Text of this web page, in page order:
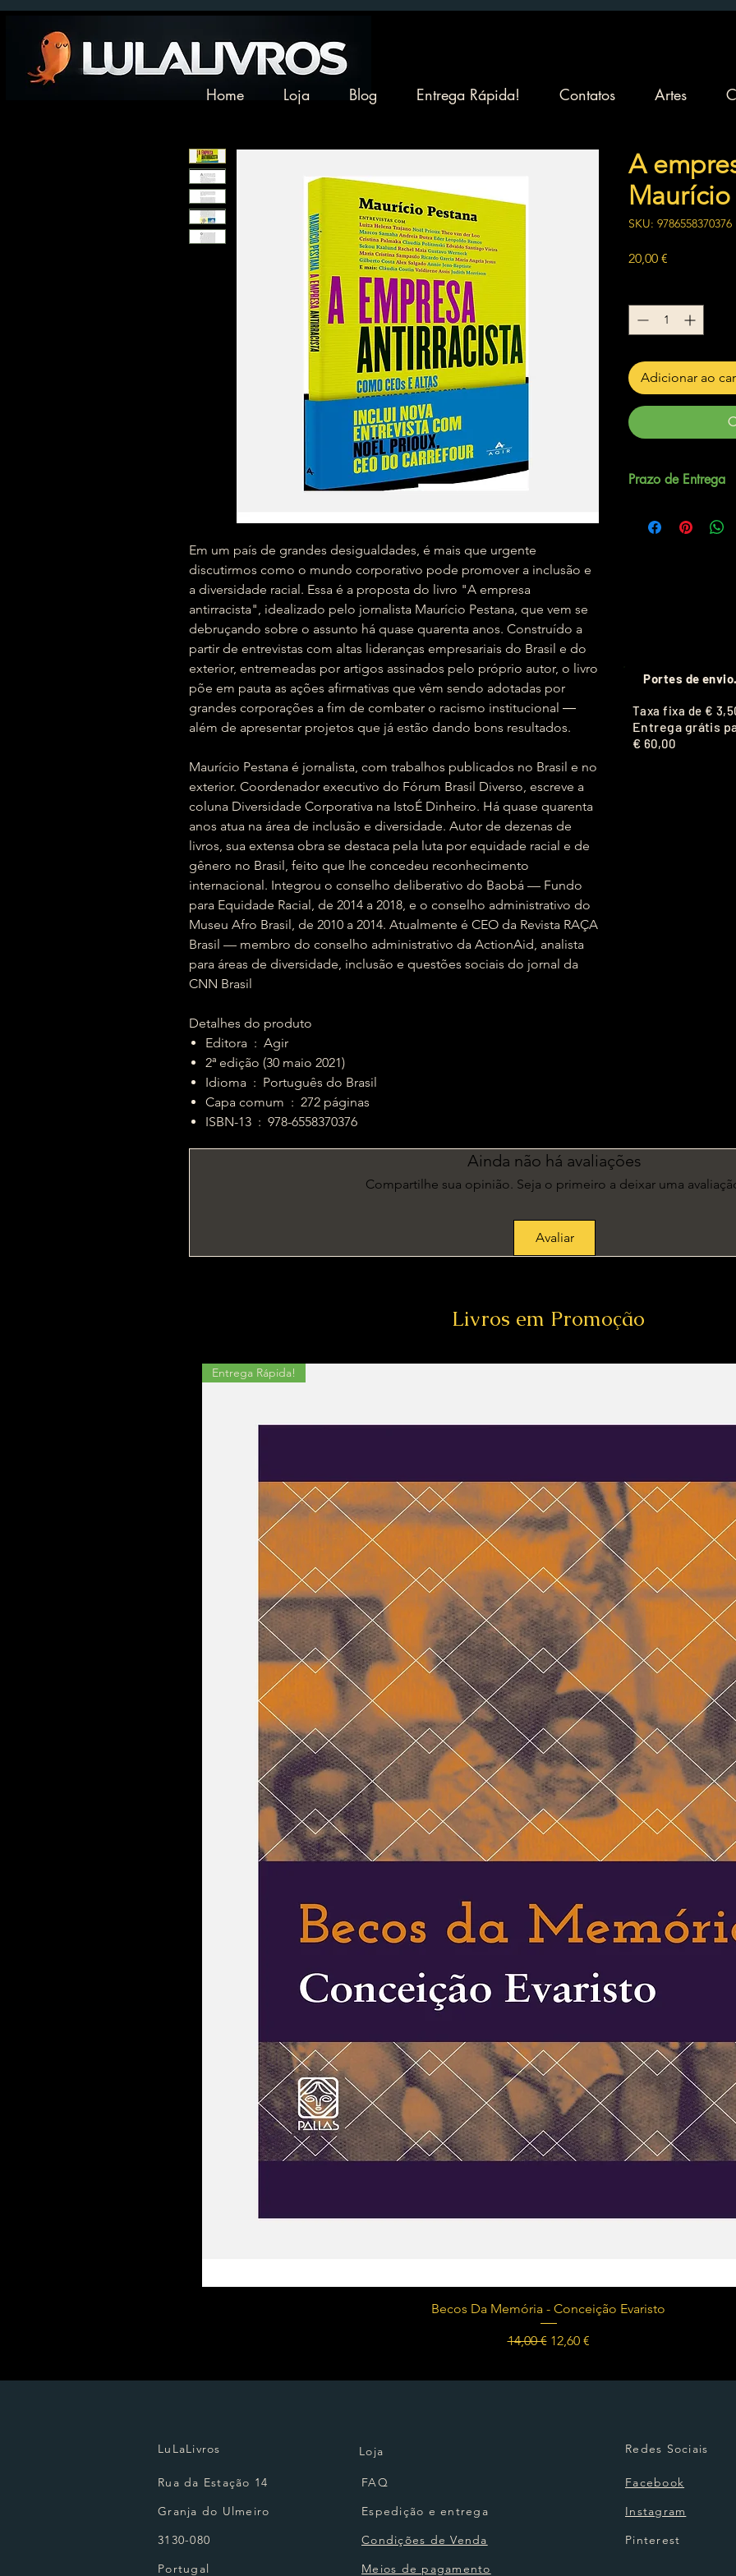
Home Loja Blog Entrega Rápida! Contatos Artes
Em um país de grandes desigualdades, é mais que urgente
discutirmos como o mundo corporativo pode promover a inclusão e
a diversidade racial. Essa é a proposta do livro "A empresa
antirracista", idealizado pelo jornalista Maurício Pestana, que vem se
debruçando sobre o assunto há quase quarenta anos. Construído a
partir de entrevistas com altas lideranças empresariais do Brasil e do
exterior, entremeadas por artigos assinados pelo próprio autor, o livro
põe em pauta as ações afirmativas que vêm sendo adotadas por
grandes corporações a fim de combater o racismo institucional ―
além de apresentar projetos que já estão dando bons resultados.
Maurício Pestana é jornalista, com trabalhos publicados no Brasil e no
exterior. Coordenador executivo do Fórum Brasil Diverso, escreve a
coluna Diversidade Corporativa na IstoÉ Dinheiro. Há quase quarenta
anos atua na área de inclusão e diversidade. Autor de dezenas de
livros, sua extensa obra se destaca pela luta por equidade racial e de
gênero no Brasil, feito que lhe concedeu reconhecimento
internacional. Integrou o conselho deliberativo do Baobá — Fundo
para Equidade Racial, de 2014 a 2018, e o conselho administrativo do
Museu Afro Brasil, de 2010 a 2014. Atualmente é CEO da Revista RAÇA
Brasil — membro do conselho administrativo da ActionAid, analista
para áreas de diversidade, inclusão e questões sociais do jornal da
CNN Brasil
Detalhes do produto
Editora ‏ : ‎ Agir
2ª edição (30 maio 2021)
Idioma ‏ : ‎ Português do Brasil
Capa comum ‏ : ‎ 272 páginas
ISBN-13 ‏ : ‎ 978-6558370376
A
Maurício
SKU: 9786558370376
20,00 €
Adicionar ao
Prazo de Entrega
Ainda não há avaliações
Compartilhe sua opinião. Seja o primeiro a deixar uma
Avaliar
Portes de envio.
Taxa fixa de €
Entrega grátis
€ 60,00
Livros em Promoção
Visualização rápida
Entrega Rápida!
Becos Da Memória - Conceição Evaristo
Preço normal
14,00 € Preço promocional
12,60 €
LuLaLivros Loja
Rua da Estação 14
Granja do Ulmeiro
3130-080
Portugal
FAQ
Espedição e entrega
Condições de Venda
Meios de pagamento
Redes Sociais
Facebook
Instagram
Pinterest